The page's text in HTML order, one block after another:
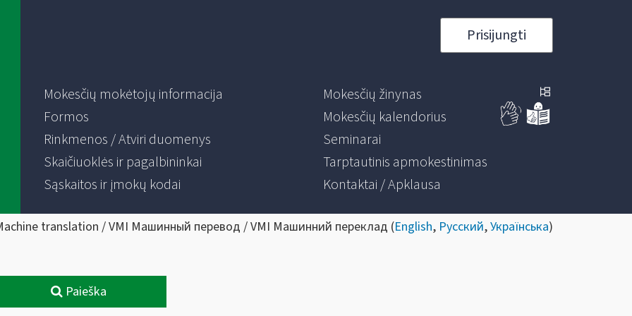
Prisijungti
Mokesčių mokėtojų informacija
Formos
Rinkmenos / Atviri duomenys
Skaičiuoklės ir pagalbininkai
Sąskaitos ir įmokų kodai
Mokesčių žinynas
Mokesčių kalendorius
Seminarai
Tarptautinis apmokestinimas
Kontaktai / Apklausa
translation / VMI Машинный перевод / VMI Машинний переклад (English, Русский,Українська)
Paieška